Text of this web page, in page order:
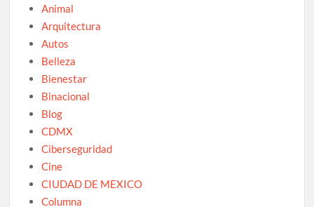
Animal
Arquitectura
Autos
Belleza
Bienestar
Binacional
Blog
CDMX
Ciberseguridad
Cine
CIUDAD DE MEXICO
Columna